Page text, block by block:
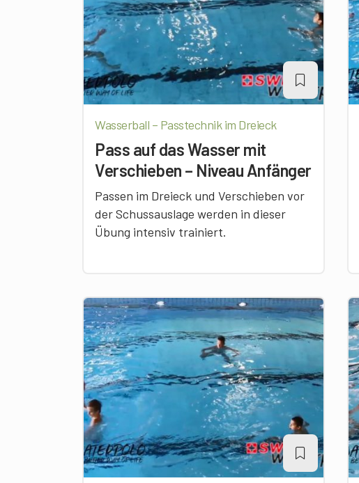
Wasserball – Passtechnik im Dreieck
Pass auf das Wasser mit
Verschieben – Niveau Anfänger
Passen im Dreieck und Verschieben vor
der Schussauslage werden in dieser
Übung intensiv trainiert.